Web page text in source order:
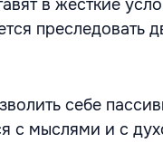
в жесткие
преследовать
себе
с мыслями и с